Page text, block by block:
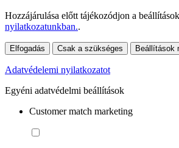
Hozzájárulása előtt tájékozódjon a
nyilatkozatunkban..
Elfogadás Csak a szükséges Beállítások
Adatvédelemi nyilatkozatot
Egyéni adatvédelmi beállítások
Customer match marketing